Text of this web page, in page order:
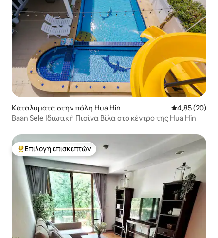
Καταλύματα στην πόλη Hua Hin Μέση
4,85 (20)
Baan Sele Ιδιωτική Πισίνα Βίλα στο κέντρο της Hua Hin
Κορυφαία επιλογή επισκεπτών
Επιλογή επισκεπτών